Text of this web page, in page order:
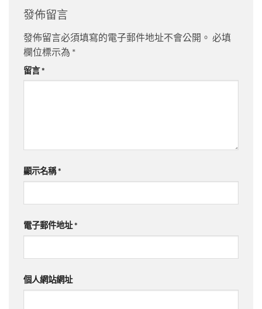
發佈留言
發佈留言必須填寫的電子郵件地址不會公開。 必填
欄位標示為 *
留言*
顯示名稱*
電子郵件地址*
個人網站網址